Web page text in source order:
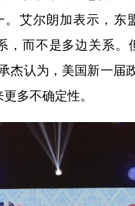
艾尔朗加表示，东
，而不是多边关系
杰认为，美国新一届
多不确定性。